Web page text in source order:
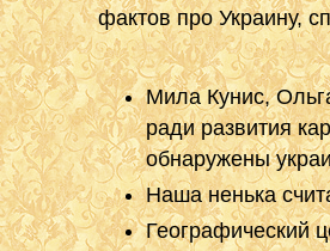
фактов про Украину,
Мила Кунис,
ради развития
обнаружены
Наша ненька
Географический